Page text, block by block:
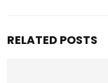
RELATED POSTS